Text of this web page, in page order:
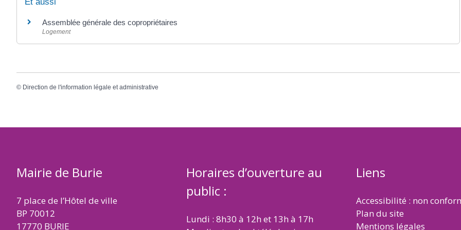
Assemblée générale des copropriétaires
Logement
© Direction de l'information légale et administrative
Mairie de Burie
7 place de l’Hôtel de ville
BP 70012
17770 BURIE
Horaires d’ouverture au
public :
Lundi : 8h30 à 12h et 13h à 17h
Liens
Accessibilité : non
Plan du site
Mentions légales